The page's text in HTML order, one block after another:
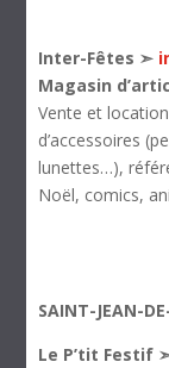
Inter-Fêtes ➣
Magasin
Vente et
d’accessoires
lunettes…),
Noël, comics,
SAINT-JEAN-
Le P’tit Festif